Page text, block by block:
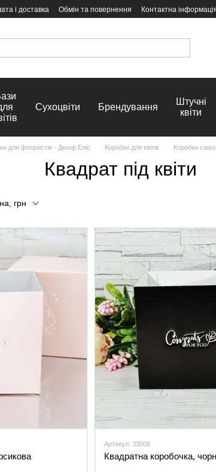
і доставка Обмін та повернення Контактна
Сухоцвіти Брендування
Штучні
квіти
для флористів - Декор Еліс Коробки для квітів Коробки
Квадрат під квіти
грн
Артикул: 33008
Квадратна коробочка,